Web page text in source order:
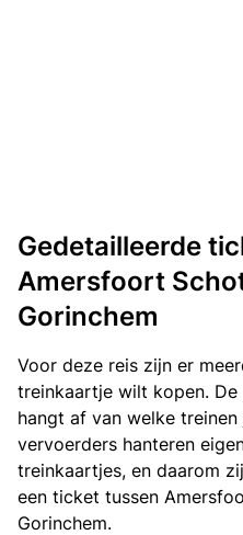
Gedetailleerde
Amersfoort
Gorinchem
Voor deze reis zijn er
treinkaartje wilt kopen.
hangt af van welke
vervoerders hanteren
treinkaartjes, en daarom
een ticket tussen
Gorinchem.